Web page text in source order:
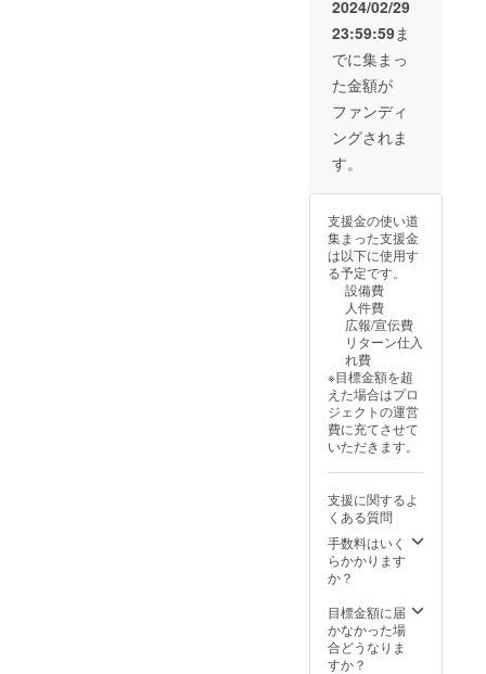
す。 ※
ついて
は、イ
メージ
となり
ます。
リター
ン価格
が含ま
れてお
りま
す。ご
了承頂
けます
と幸い
です。
「透け
ない」
「長持
ちす
る」と
いう3大
要素を
すべて
ます。
普段使
用にも
最適と
なって
おりま
す。 デ
ザイン
にも注
力して
いる渾
身の力
作と
なって
おりま
す。ぜ
ひ、み
のお手
元に届
く日を
心待ち
す。 ぜ
ひ、
COCON
たり入
るフ
ラット
タイプ
です。
普段使
用にも
最適な
なって
す。デ
ザイン
にも注
力して
いる渾
身の力
作と
なって
す。 ぜ
ひ、
COCON
Eを推し
て頂け
ますと
す。 ※
画像に
ついて
は、イ
メージ
ます。
リター
ン価格
には送
2024/02/29
23:59:59ま
でに集まっ
た金額が
ファンディ
ングされま
す。
支援金の使い道
集まった支援金
は以下に使用す
る予定です。
設備費
人件費
広報/宣伝費
リターン仕入
れ費
※目標金額を超
えた場合はプロ
ジェクトの運営
費に充てさせて
いただきます。
支援に関するよ
くある質問
手数料はいく
らかかります
か？
目標金額に届
かなかった場
合どうなりま
すか？